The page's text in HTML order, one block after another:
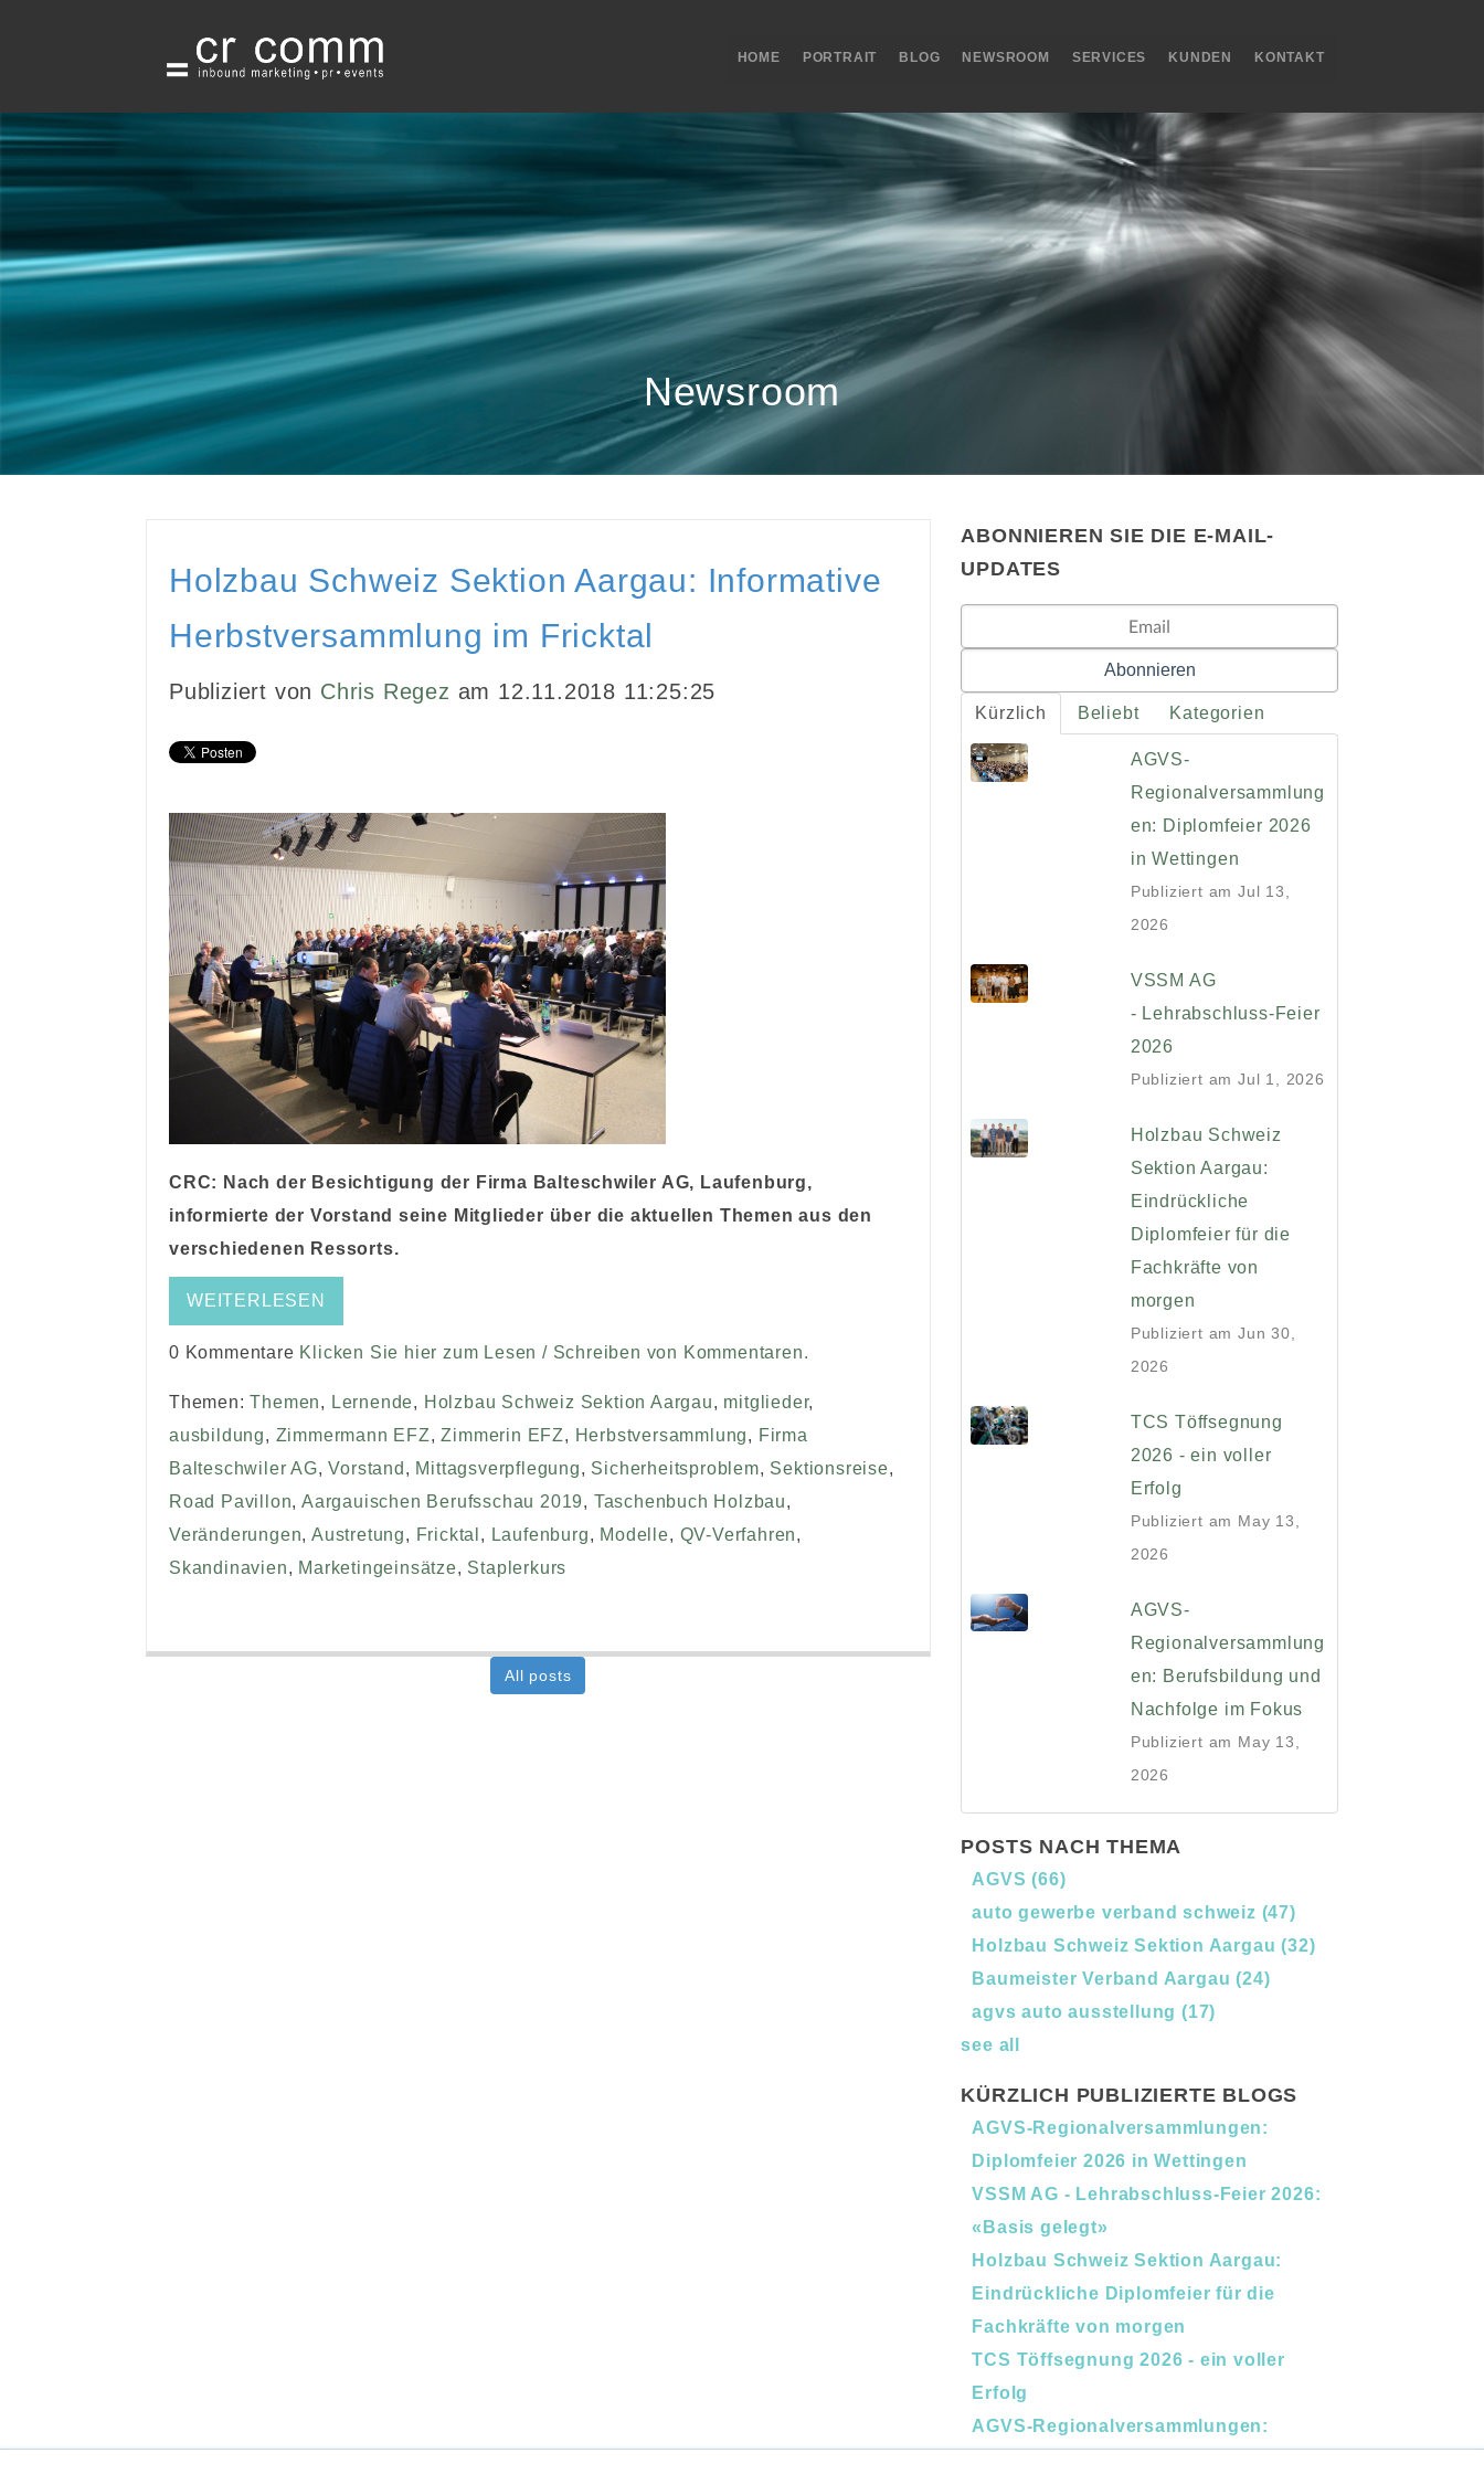
HOME PORTRAIT BLOG NEWSROOM SERVICES KUNDEN KONTAKT
Newsroom
Holzbau Schweiz Sektion Aargau: Informative
Herbstversammlung im Fricktal
Publiziert von Chris Regez am 12.11.2018 11:25:25
CRC: Nach der Besichtigung der Firma Balteschwiler AG, Laufenburg,
informierte der Vorstand seine Mitglieder über die aktuellen Themen aus den
verschiedenen Ressorts.
WEITERLESEN
0 Kommentare Klicken Sie hier zum Lesen / Schreiben von Kommentaren.
Themen:Themen, Lernende, Holzbau Schweiz Sektion Aargau, mitglieder,
ausbildung, Zimmermann EFZ,Zimmerin EFZ, Herbstversammlung, Firma
Balteschwiler AG,Vorstand , Mittagsverpflegung, Sicherheitsproblem, Sektionsreise,
Road Pavillon,Aargauischen Berufsschau 2019, Taschenbuch Holzbau,
Veränderungen,Austretung, Fricktal , Laufenburg, Modelle, QV-Verfahren,
Skandinavien, Marketingeinsätze, Staplerkurs
All posts
ABONNIEREN SIE DIE E-MAIL-
UPDATES
Kürzlich Beliebt Kategorien
AGVS-
Regionalversammlung
en: Diplomfeier 2026
in Wettingen
Publiziert am Jul 13,
2026
VSSM AG
- Lehrabschluss-Feier
2026
Publiziert am Jul 1, 2026
Holzbau Schweiz
Sektion Aargau:
Eindrückliche
Diplomfeier für die
Fachkräfte von
morgen
Publiziert am Jun 30,
2026
TCS Töffsegnung
2026 - ein voller
Erfolg
Publiziert am May 13,
2026
AGVS-
Regionalversammlung
en: Berufsbildung und
Nachfolge im Fokus
Publiziert am May 13,
2026
POSTS NACH THEMA
AGVS(66)
auto gewerbe verband schweiz (47)
Holzbau Schweiz Sektion Aargau(32)
Baumeister Verband Aargau(24)
agvs auto ausstellung(17)
see all
KÜRZLICH PUBLIZIERTE BLOGS
AGVS-Regionalversammlungen:
Diplomfeier 2026 in Wettingen
VSSM AG - Lehrabschluss-Feier 2026:
«Basis gelegt»
Holzbau Schweiz Sektion Aargau:
Eindrückliche Diplomfeier für die
Fachkräfte von morgen
TCS Töffsegnung 2026 - ein voller
Erfolg
AGVS-Regionalversammlungen: